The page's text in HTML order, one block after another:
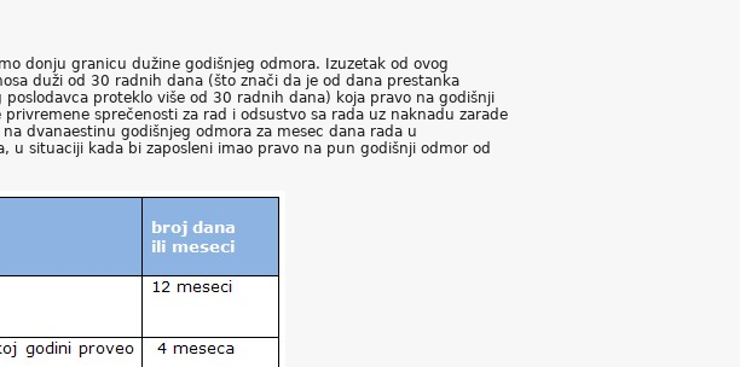
donju granicu dužine godišnjeg odmora. Izuzetak od ovog
duži od 30 radnih dana (što znači da je od dana prestanka
proteklo više od 30 radnih dana) koja pravo na godišnji
sprečenosti za rad i odsustvo sa rada uz naknadu zarade
dvanaestinu godišnjeg odmora za mesec dana rada u
situaciji kada bi zaposleni imao pravo na pun godišnji odmor od